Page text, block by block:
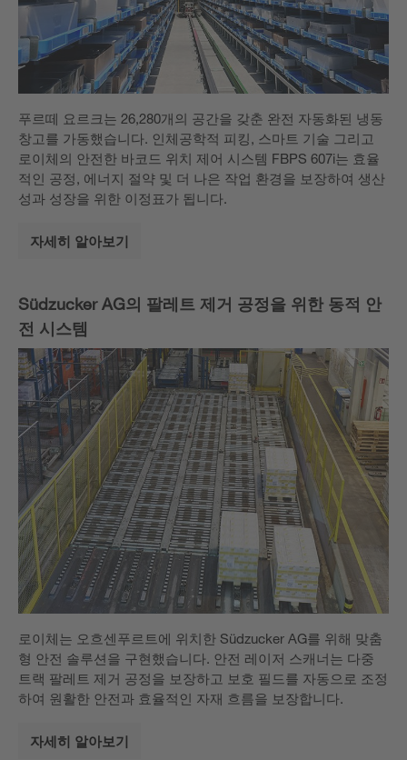
푸르떼 요르크는 26,280개의 공간을 갖춘 완전 자동화된 냉동
창고를 가동했습니다. 인체공학적 피킹, 스마트 기술 그리고
로이체의 안전한 바코드 위치 제어 시스템 FBPS 607i는 효율
적인 공정, 에너지 절약 및 더 나은 작업 환경을 보장하여 생산
성과 성장을 위한 이정표가 됩니다.
자세히 알아보기
Südzucker AG의 팔레트 제거 공정을 위한 동적 안
전 시스템
로이체는 오흐센푸르트에 위치한 Südzucker AG를 위해 맞춤
형 안전 솔루션을 구현했습니다. 안전 레이저 스캐너는 다중
트랙 팔레트 제거 공정을 보장하고 보호 필드를 자동으로 조정
하여 원활한 안전과 효율적인 자재 흐름을 보장합니다.
자세히 알아보기